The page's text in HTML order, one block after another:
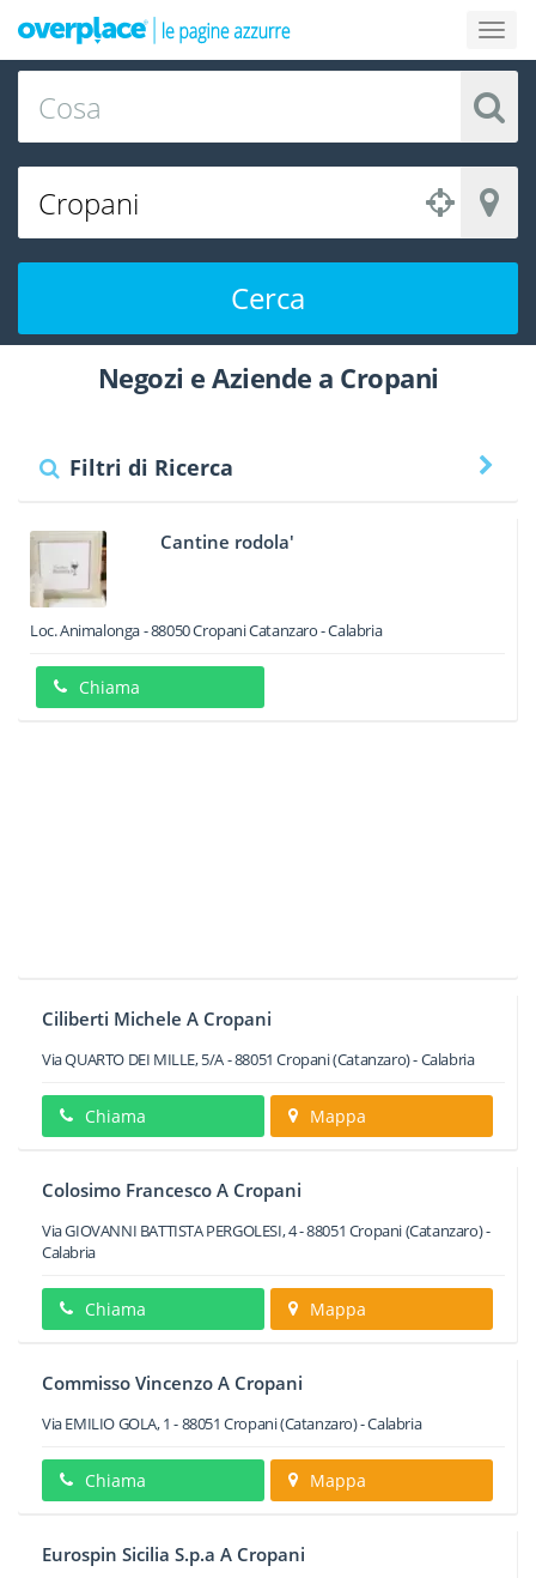
Cerca
Negozi e Aziende a Cropani
Filtri di Ricerca
Cantine rodola'
Loc. Animalonga-88050CropaniCatanzaro -Calabria
Chiama
Ciliberti Michele A Cropani
Via QUARTO DEI MILLE, 5/A-88051 Cropani(Catanzaro) -Calabria
Chiama Mappa
Colosimo Francesco A Cropani
Via GIOVANNI BATTISTA PERGOLESI, 4-88051 Cropani(Catanzaro) -
Calabria
Chiama Mappa
Commisso Vincenzo A Cropani
Via EMILIO GOLA, 1 -88051 Cropani(Catanzaro) -Calabria
Chiama Mappa
Eurospin Sicilia S.p.a A Cropani